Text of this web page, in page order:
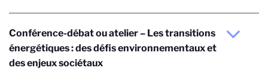
Conférence-débat ou atelier – Les transitions
énergétiques : des défis environnementaux et
des enjeux sociétaux